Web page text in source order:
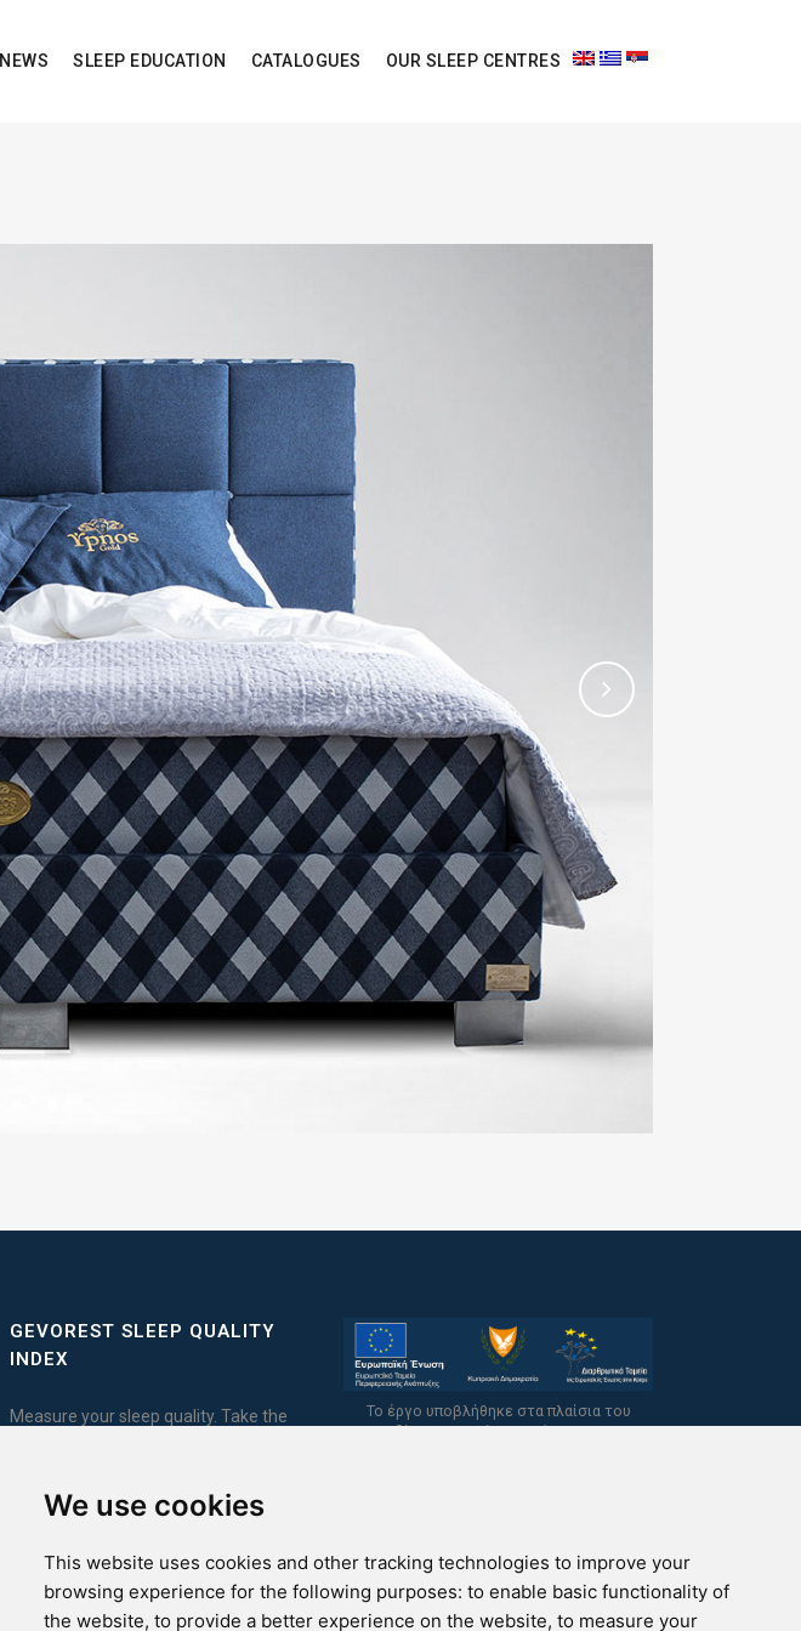
We use cookies
This website uses cookies and other tracking technologies to improve your
browsing experience for the following purposes: to enable basic functionality of
the website, to provide a better experience on the website, to measure your
NEWS SLEEP EDUCATION CATALOGUES OUR SLEEP CENTRES
GEVOREST SLEEP QUALITY
INDEX
Measure your sleep quality. Take the
For Yachts
Το έργο υποβλήθηκε στα πλαίσια του
Σχεδίου Ψηφιακής Αναβάθμισης των